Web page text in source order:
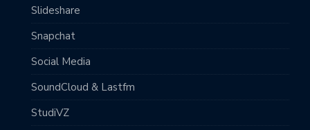
Slideshare
Snapchat
Social Media
SoundCloud & Lastfm
StudiVZ